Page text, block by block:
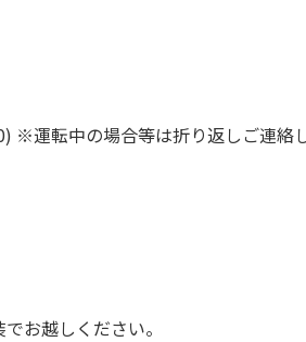
※運転中の場合等は折り返しご連絡
お越しください。